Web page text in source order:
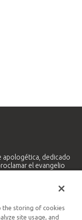
apologética, dedicado
el evangelio
y Latinoamericano
the storing of cookies
site usage, and